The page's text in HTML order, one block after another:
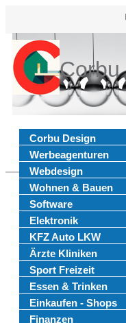
Corbu
Corbu Design
Werbeagenturen
Webdesign
Wohnen & Bauen
Software
Elektronik
KFZ Auto LKW
Ärzte Kliniken
Sport Freizeit
Essen & Trinken
Einkaufen - Shops
Finanzen